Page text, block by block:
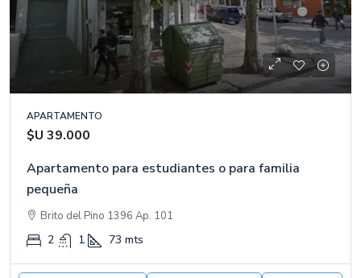
APARTAMENTO
$U 39.000
Apartamento para estudiantes o para familia
pequeña
Brito del Pino 1396 Ap. 101
2 1 73 mts